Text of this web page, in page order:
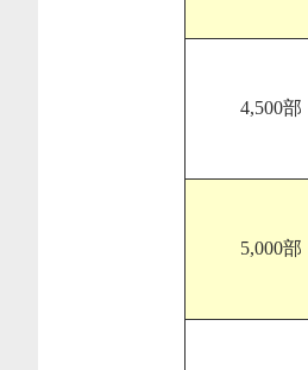
4,500部
5,000部